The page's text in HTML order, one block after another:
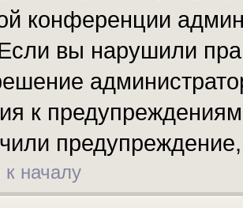
конференции
вы нарушили
к
к началу